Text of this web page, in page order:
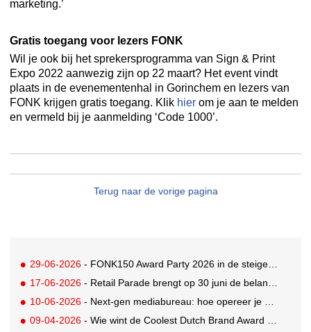
marketing.’
Gratis toegang voor lezers FONK
Wil je ook bij het sprekersprogramma van Sign & Print
Expo 2022 aanwezig zijn op 22 maart? Het event vindt
plaats in de evenementenhal in Gorinchem en lezers van
FONK krijgen gratis toegang. Klik hier om je aan te melden
en vermeld bij je aanmelding ‘Code 1000’.
Terug naar de vorige pagina
29-06-2026 - FONK150 Award Party 2026 in de steigers: early birds profiteren nu!
17-06-2026 - Retail Parade brengt op 30 juni de belangrijkste retailvraagstukken samen
10-06-2026 - Next-gen mediabureau: hoe opereer je met drie mensen als een full-service mediabureau?
09-04-2026 - Wie wint de Coolest Dutch Brand Award 2025? Reserveer nù je ticket voor de finale